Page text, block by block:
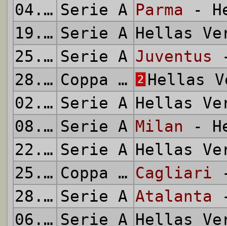
04.10.2020 Serie A Parma -
19.10.2020 Serie A Hellas
25.10.2020 Serie A Juventus
28.10.2020
Coppa Italia 2 Hellas
02.11.2020 Serie A Hellas
08.11.2020 Serie A Milan -
22.11.2020 Serie A Hellas
25.11.2020
Coppa Italia Cagliari
28.11.2020 Serie A Atalanta
06.12.2020 Serie A Hellas